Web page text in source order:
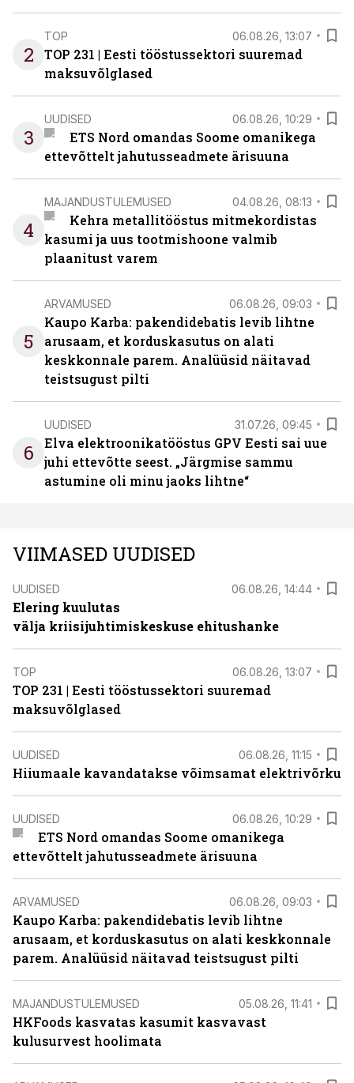
2
TOP 06.08.26, 13:07
TOP 231 | Eesti tööstussektori suuremad
maksuvõlglased
3
UUDISED 06.08.26, 10:29
ETS Nord omandas Soome omanikega
ettevõttelt jahutusseadmete ärisuuna
4
MAJANDUSTULEMUSED 04.08.26, 08:13
Kehra metallitööstus mitmekordistas
kasumi ja uus tootmishoone valmib
plaanitust varem
5
ARVAMUSED 06.08.26, 09:03
Kaupo Karba: pakendidebatis levib lihtne
arusaam, et korduskasutus on alati
keskkonnale parem. Analüüsid näitavad
teistsugust pilti
6
UUDISED 31.07.26, 09:45
Elva elektroonikatööstus GPV Eesti sai uue
juhi ettevõtte seest. „Järgmise sammu
astumine oli minu jaoks lihtne“
VIIMASED UUDISED
UUDISED 06.08.26, 14:44
Elering kuulutas
välja kriisijuhtimiskeskuse ehitushanke
TOP 06.08.26, 13:07
TOP 231 | Eesti tööstussektori suuremad
maksuvõlglased
UUDISED 06.08.26, 11:15
Hiiumaale kavandatakse võimsamat elektrivõrku
UUDISED 06.08.26, 10:29
ETS Nord omandas Soome omanikega
ettevõttelt jahutusseadmete ärisuuna
ARVAMUSED 06.08.26, 09:03
Kaupo Karba: pakendidebatis levib lihtne
arusaam, et korduskasutus on alati keskkonnale
parem. Analüüsid näitavad teistsugust pilti
MAJANDUSTULEMUSED 05.08.26, 11:41
HKFoods kasvatas kasumit kasvavast
kulusurvest hoolimata